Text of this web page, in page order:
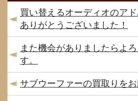
買い替えるオーディオのアド
ありがとうございました！
また機会がありましたらよ
す。
サブウーファーの買取りを